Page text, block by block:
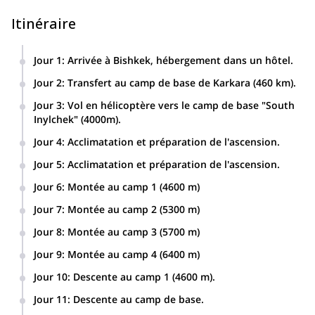
Itinéraire
Jour 1: Arrivée à Bishkek, hébergement dans un hôtel.
Jour 2: Transfert au camp de base de Karkara (460 km).
Jour 3: Vol en hélicoptère vers le camp de base "South
Inylchek" (4000m).
Jour 4: Acclimatation et préparation de l'ascension.
Jour 5: Acclimatation et préparation de l'ascension.
Jour 6: Montée au camp 1 (4600 m)
Jour 7: Montée au camp 2 (5300 m)
Jour 8: Montée au camp 3 (5700 m)
Jour 9: Montée au camp 4 (6400 m)
Jour 10: Descente au camp 1 (4600 m).
Jour 11: Descente au camp de base.